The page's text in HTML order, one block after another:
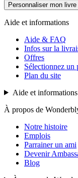
Personnaliser mon livre
Aide et informations
Aide & FAQ
Infos sur la
Offres
Sélectionnez un
Plan du site
Aide et informations
À propos de
Notre histoire
Emplois
Parrainer un ami
Devenir
Blog